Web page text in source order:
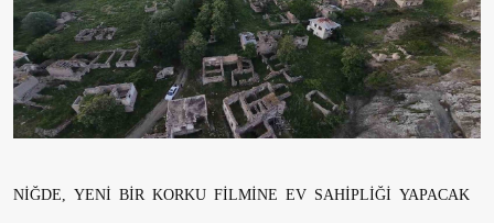
NİĞDE, YENİ BİR KORKU FİLMİNE EV SAHİPLİĞİ YAPACAK